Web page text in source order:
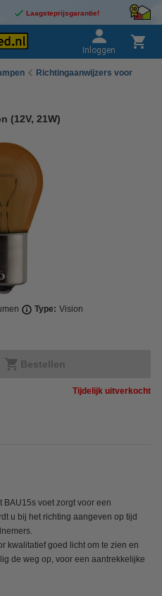
Laagsteprijsgarantie!
Inloggen
Richtingaanwijzers voor
(12V, 21W)
Type: Vision
Bestellen
Tijdelijk uitverkocht
BAU15s voet zorgt voor een
u bij het richting aangeven op tijd
kwalitatief goed licht om te zien en
de weg op, voor een aantrekkelijke